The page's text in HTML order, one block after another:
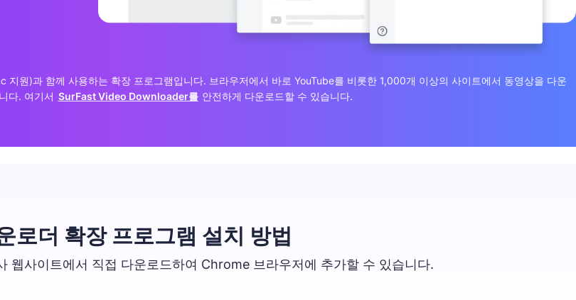
원)과 함께 사용하는 확장 프로그램입니다. 브라우저에서 바로 YouTube를 비롯한 1,000개 이상의 사이트에서 동영상을 다운
다. 여기서 SurFast Video Downloader를 안전하게 다운로드할 수 있습니다.
로더 확장 프로그램 설치 방법
사이트에서 직접 다운로드하여 Chrome 브라우저에 추가할 수 있습니다.